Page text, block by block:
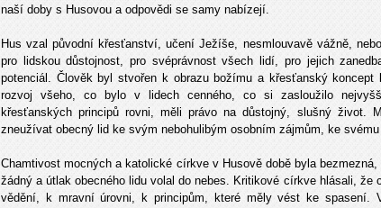
naší doby s Husovou a odpovědi se samy nabízejí.
Hus vzal původní křesťanství, učení Ježíše, nesmlouvavě vážně,
pro lidskou důstojnost, pro svéprávnost všech lidí, pro jejich
potenciál. Člověk byl stvořen k obrazu božímu a křesťanský
rozvoj všeho, co bylo v lidech cenného, co si zasloužilo
křesťanských principů rovni, měli právo na důstojný, slušný život.
zneužívat obecný lid ke svým nebohulibým osobním zájmům, ke
Chamtivost mocných a katolické církve v Husově době byla
žádný a útlak obecného lidu volal do nebes. Kritikové církve hlásali, že
vědění, k mravní úrovni, k principům, které měly vést ke spasení.